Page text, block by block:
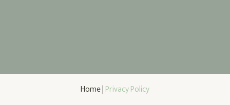
Home|Privacy Policy